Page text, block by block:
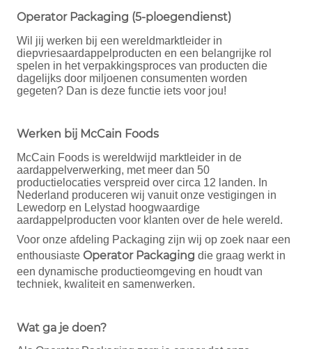
Operator Packaging (5-ploegendienst)
Wil jij werken bij een wereldmarktleider in
diepvriesaardappelproducten en een belangrijke rol
spelen in het verpakkingsproces van producten die
dagelijks door miljoenen consumenten worden
gegeten? Dan is deze functie iets voor jou!
Werken bij McCain Foods
McCain Foods is wereldwijd marktleider in de
aardappelverwerking, met meer dan 50
productielocaties verspreid over circa 12 landen. In
Nederland produceren wij vanuit onze vestigingen in
Lewedorp en Lelystad hoogwaardige
aardappelproducten voor klanten over de hele wereld.
Voor onze afdeling Packaging zijn wij op zoek naar een
enthousiaste Operator Packaging die graag werkt in
een dynamische productieomgeving en houdt van
techniek, kwaliteit en samenwerken.
Wat ga je doen?